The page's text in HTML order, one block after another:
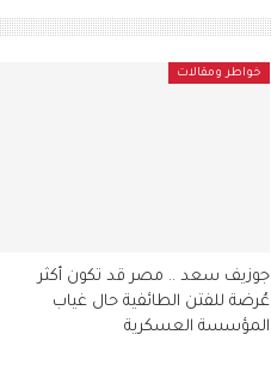
خواطر ومقالات
جوزيف سعد .. مصر قد تكون أكثر
عُرضة للفتن الطائفية حال غياب
المؤسسة العسكرية